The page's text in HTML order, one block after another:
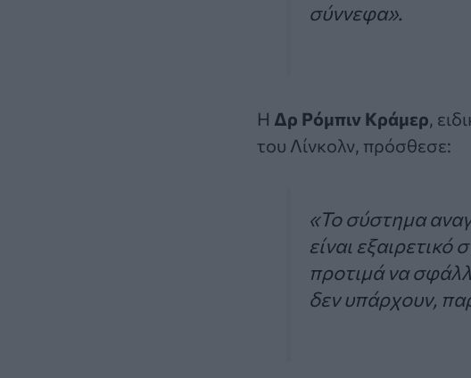
σύννεφα».
Η Δρ Ρόμπιν Κράμερ,
του Λίνκολν, πρόσθεσε:
«Το σύστημα
είναι
προτιμά να
δεν υπάρχουν,